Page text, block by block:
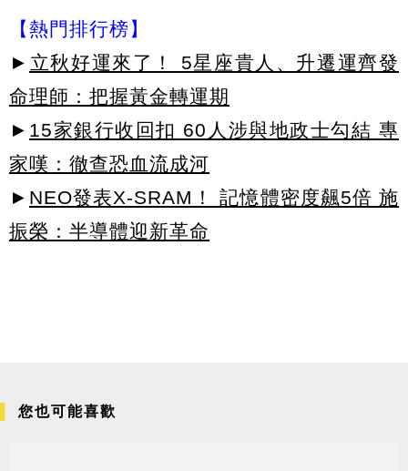
【熱門排行榜】
► 立秋好運來了！ 5星座貴人、升遷運齊發
命理師：把握黃金轉運期
► 15家銀行收回扣 60人涉與地政士勾結 專
家嘆：徹查恐血流成河
► NEO發表X-SRAM！ 記憶體密度飆5倍 施
振榮：半導體迎新革命
您也可能喜歡